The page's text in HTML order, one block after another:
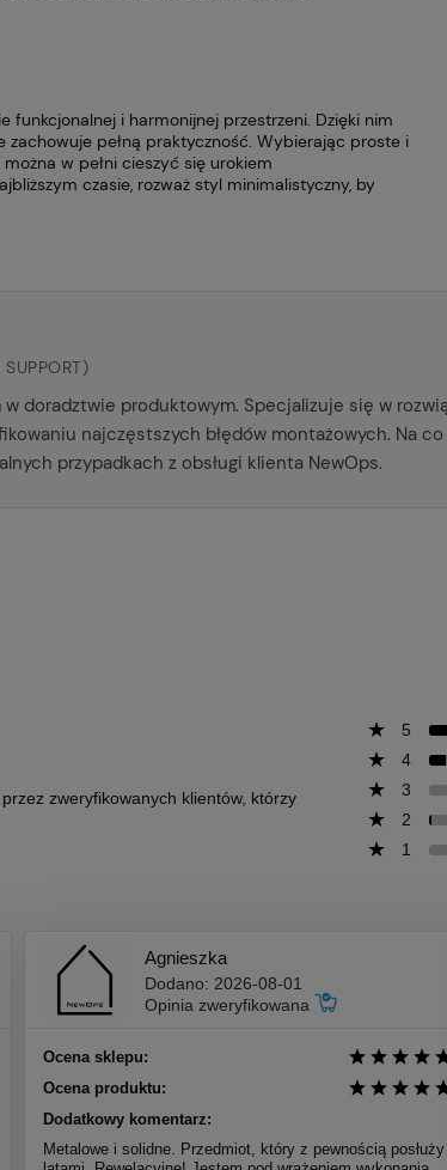
funkcjonalnej i harmonijnej przestrzeni. Dzięki nim
zachowuje pełną praktyczność. Wybierając proste i
w pełni cieszyć się urokiem
czasie, rozważ styl minimalistyczny, by
doradztwie produktowym. Specjalizuje się w
najczęstszych błędów montażowych. Na
przypadkach z obsługi klienta NewOps.
zweryfikowanych klientów, którzy
5
4
3
2
1
Agnieszka
Dodano: 2026-08-01
Opinia zweryfikowana
Ocena sklepu:
Ocena produktu:
Dodatkowy komentarz:
Metalowe i solidne. Przedmiot, który z pewnością posłuży